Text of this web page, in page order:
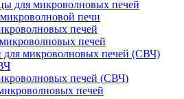
для микроволновых печей
печи
печей
печей
для микроволновых печей (СВЧ)
печей (СВЧ)
печей